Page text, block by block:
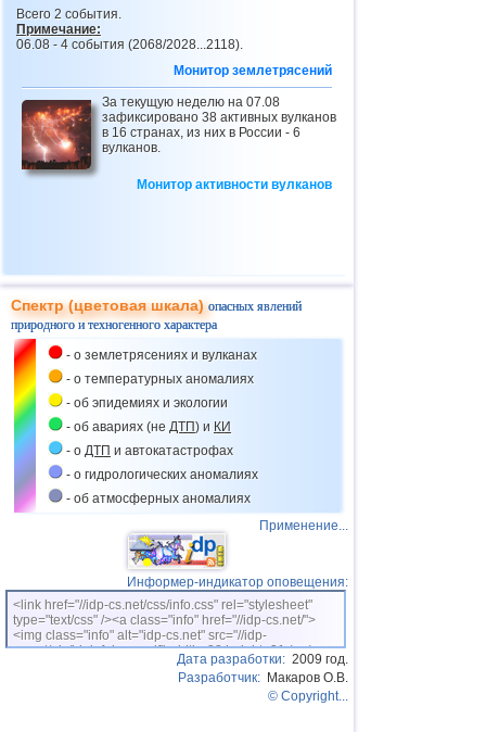
28 Коста-Рика
29 Хорватия
3,5 1
31 Сент-Винсент и Гренадины
32 Венесуэла 3,5
33 Боливия
37 о.Виргинии (США) 3,2...3,3
38
39
40 Франция
Всего 2 события.
Примечание:
06.08 - 4 события (2068/2028...2118).
Монитор землетрясений
За текущую неделю на 07.08
зафиксировано 38 активных вулканов
в 16 странах, из них в России - 6
вулканов.
Монитор активности вулканов
Спектр (цветовая шкала)опасных явлений
природного и техногенного характера
- о землетрясениях и вулканах
- о температурных аномалиях
- об эпидемиях и экологии
- об авариях (не ДТП) и КИ
- о ДТП и автокатастрофах
- о гидрологических аномалиях
- об атмосферных аномалиях
Применение...
Информер-индикатор оповещения:
<link href="//idp-cs.net/css/info.css" rel="stylesheet"
type="text/css" /><a class="info" href="//idp-cs.net/">
<img class="info" alt="idp-cs.net" src="//idp-
cs.net/pix/idpinfok_sm.gif" width=88 height=31 /></a>
Дата разработки: 2009 год.
Разработчик: Макаров О.В.
© Copyright...